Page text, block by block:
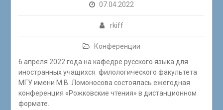
07.04.2022
rkiff
Конференции
6 апреля 2022 года на кафедре русского языка для
иностранных учащихся филологического факультета
МГУ имени М.В. Ломоносова состоялась ежегодная
конференция «Рожковские чтения» в дистанционном
формате.